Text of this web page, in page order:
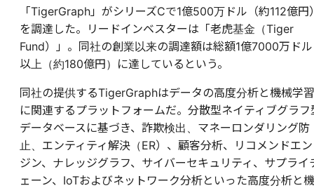
「TigerGraph」がシリーズCで1億500万ドル（約112億円
を調達した。リードインベスターは「老虎基金（Tiger
Fund）」。同社の創業以来の調達額は総額1億7000万ドル
以上（約180億円）に達しているという。
同社の提供するTigerGraphはデータの高度分析と機械学習
に関連するプラットフォームだ。分散型ネイティブグラフ
データベースに基づき、詐欺検出、マネーロンダリング防
止、エンティティ解決（ER）、顧客分析、リコメンドエン
ジン、ナレッジグラフ、サイバーセキュリティ、サプライ
ェーン、IoTおよびネットワーク分析といった高度分析と機